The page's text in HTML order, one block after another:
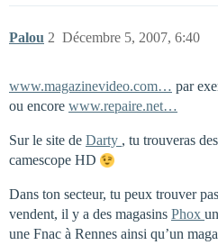
Palou Décembre 5, 2007, 6:40
2
www.magazinevideo.com… par
ou encore www.repaire.net…
Sur le site de Darty , tu trouveras
camescope HD
Dans ton secteur, tu peux trouver
vendent, il y a des magasins Phox
une Fnac à Rennes ainsi qu’un